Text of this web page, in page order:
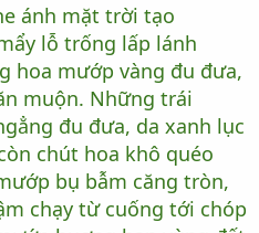
ánh mặt trời tạo
lỗ trống lấp lánh
hoa mướp vàng đu đưa,
muộn. Những trái
đu đưa, da xanh lục
chút hoa khô quéo
bụ bẫm căng tròn,
chạy từ cuống tới chóp